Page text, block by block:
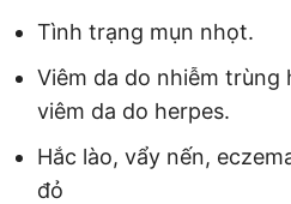
Tình trạng mụn nhọt.
Viêm da do nhiễm trùng
viêm da do herpes.
Hắc lào, vẩy nến,
đỏ